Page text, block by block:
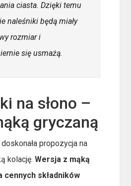
ciasta. Dzięki temu
naleśniki będą miały
rozmiar i
się usmażą.
na słono –
gryczaną
propozycja na
kolację.Wersja z mąką
składników